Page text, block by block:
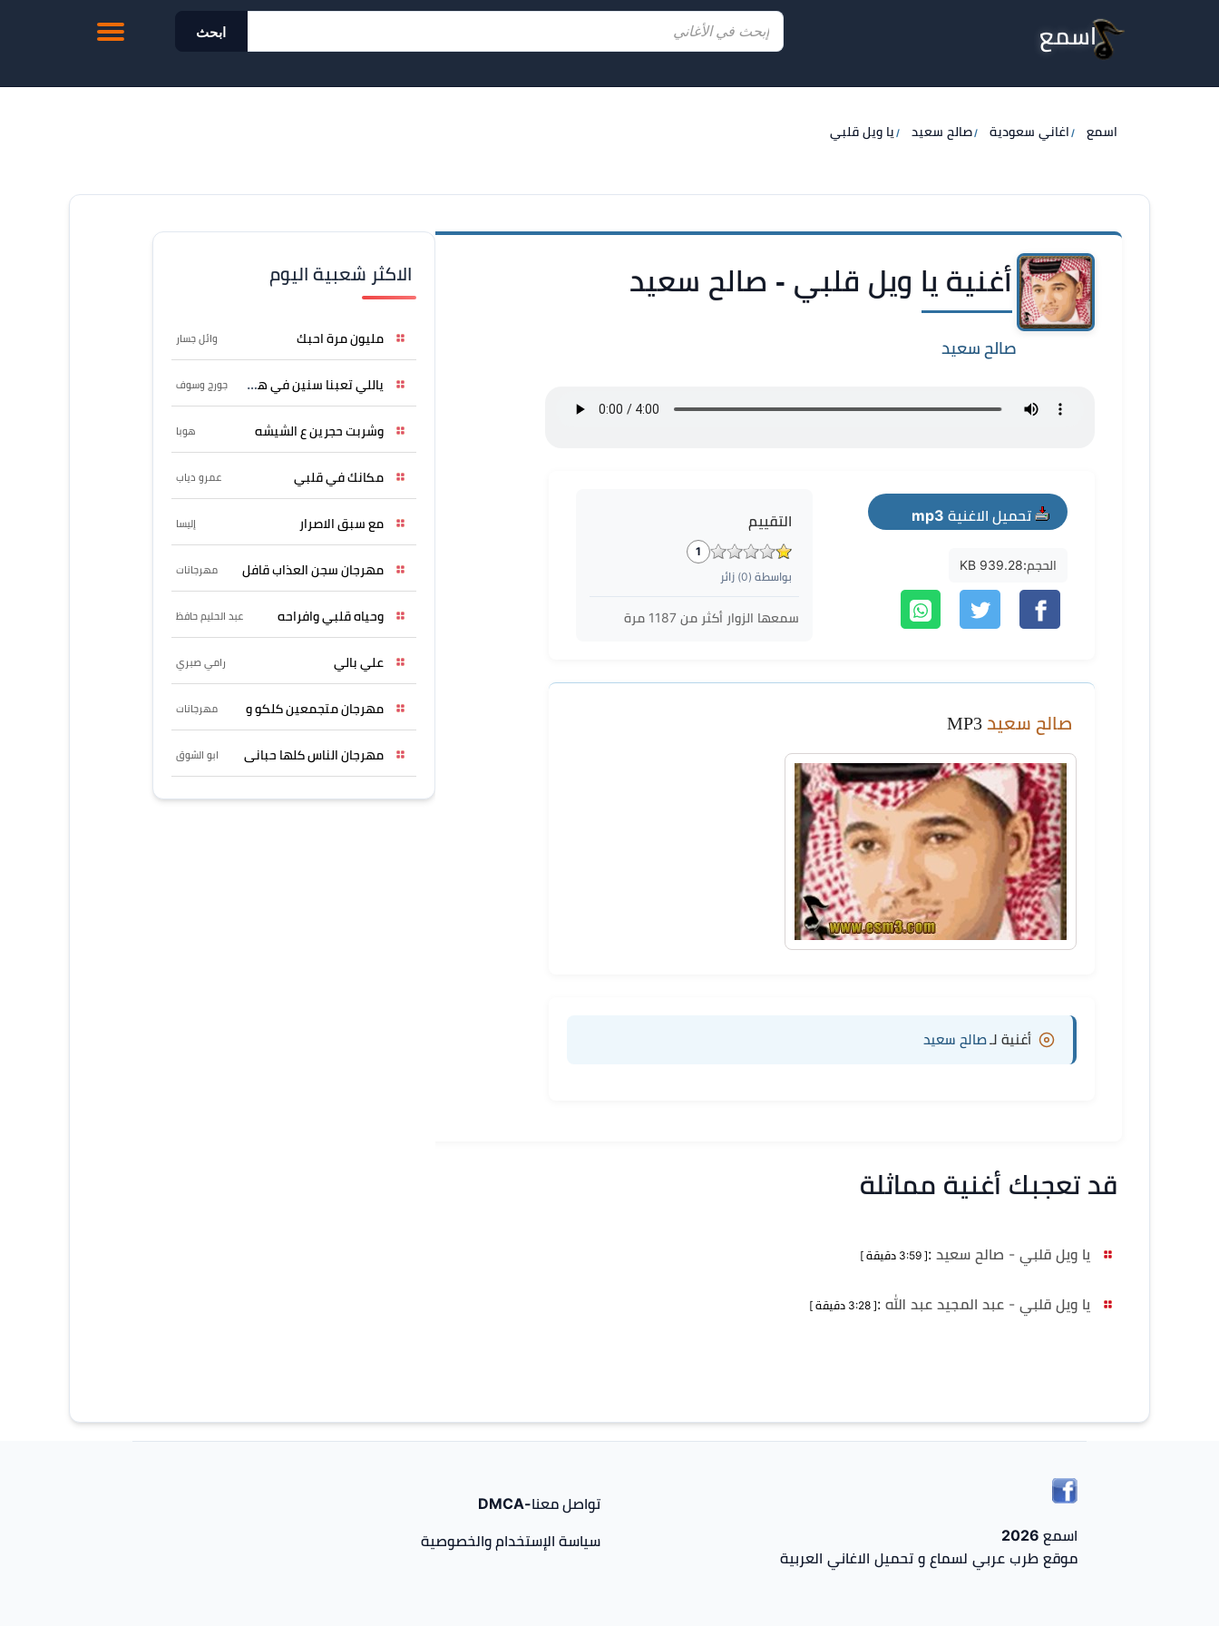
اسمع ابحث
اسمع اغاني سعودية صالح سعيد يا ويل قلبي
أغنية يا ويل قلبي - صالح سعيد
صالح سعيد
تحميل الاغنية mp3
الحجم:939.28 KB
التقييم
1
بواسطة (0) زائر
سمعها الزوار أكثر من1187 مرة
صالح سعيد
أغنية لـصالح سعيد
قد تعجبك أغنية مماثلة
يا ويل قلبي - صالح سعيد :[ 3:59 دقيقة ]
يا ويل قلبي - عبد المجيد عبد الله :[ 3:28 دقيقة ]
الاكثر شعبية اليوم
مليون مرة احبك وائل جسار
ياللي تعبنا سنين في هواه جورج وسوف
وشربت حجرين ع الشيشه هوبا
مكانك في قلبي عمرو دياب
مع سبق الاصرار إليسا
مهرجان سجن العذاب قافل مهرجانات
وحياه قلبي وافراحه عبد الحليم حافظ
علي بالي رامي صبري
مهرجان متجمعين كلكو و مهرجانات
مهرجان الناس كلها حبانى ابو الشوق
اسمع 2026
موقع طرب عربي لسماع و تحميل الاغاني العربية
تواصل معنا-DMCA
سياسة الإستخدام والخصوصية